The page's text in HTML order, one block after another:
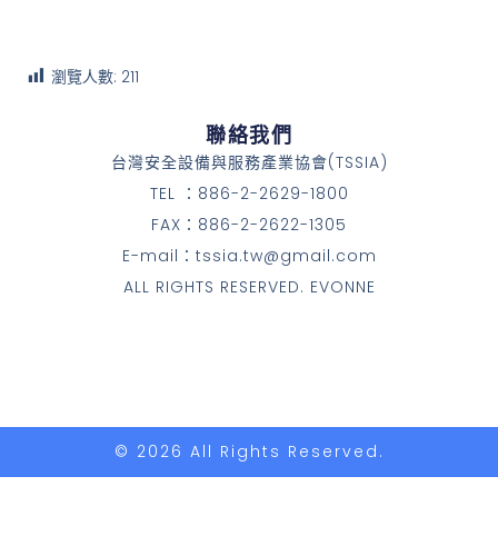
瀏覽人數: 211
聯絡我們
台灣安全設備與服務產業協會(TSSIA)
TEL ：886-2-2629-1800
FAX：886-2-2622-1305
E-mail：tssia.tw@gmail.com
ALL RIGHTS RESERVED. EVONNE
© 2026 All Rights Reserved.